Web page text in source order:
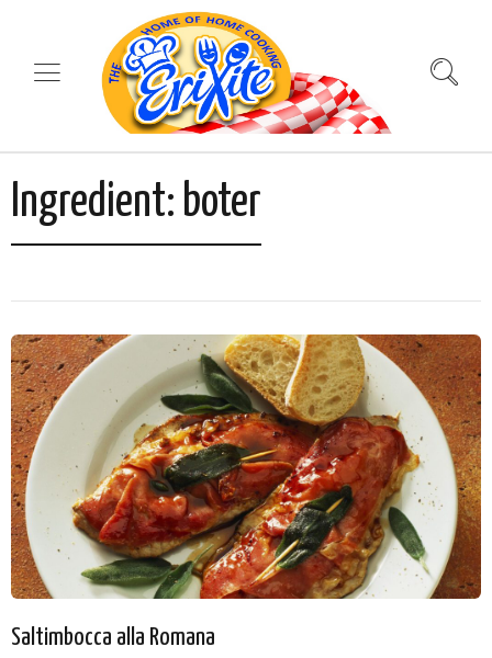
Ingredient: boter
Saltimbocca alla Romana